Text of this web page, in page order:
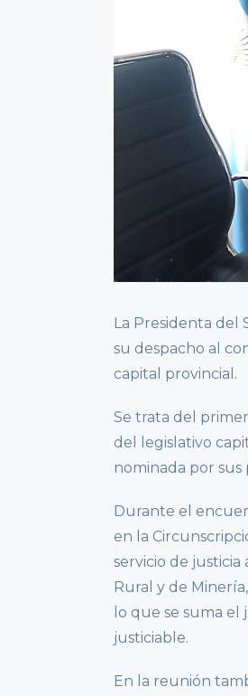
La Presidenta del
su despacho al
capital provincial.
Se trata del
del legislativo
nominada por sus
Durante el
en la
servicio de justicia
Rural y de
lo que se suma
justiciable.
En la reunión